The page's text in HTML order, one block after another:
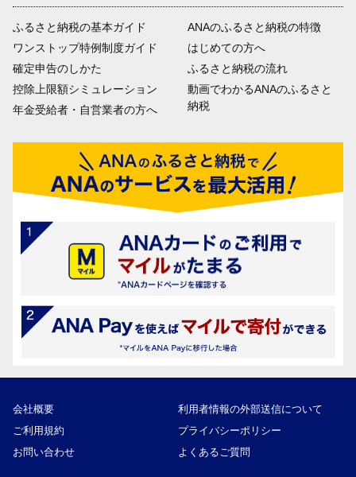
ふるさと納税の基本ガイド
ワンストップ特例制度ガイド
確定申告のしかた
控除上限額シミュレーション
年金受給者・自営業者の方へ
ANAのふるさと納税の特徴
はじめての方へ
ふるさと納税の流れ
動画でわかるANAのふるさと
納税
会社概要
利用者情報の外部送信について
ご利用規約
プライバシーポリシー
お問い合わせ
よくあるご質問